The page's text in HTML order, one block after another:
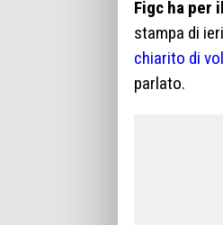
Figc ha per
stampa di
chiarito di
parlato.